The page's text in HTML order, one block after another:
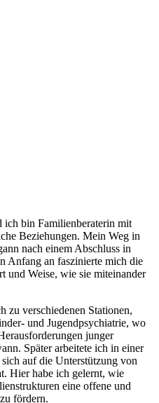
bin Familienberaterin mit
Beziehungen. Mein Weg in
nach einem Abschluss in
Anfang an faszinierte mich die
und Weise, wie sie miteinander
zu verschiedenen Stationen,
und Jugendpsychiatrie, wo
junger
Später arbeitete ich in einer
auf die Unterstützung von
Hier habe ich gelernt, wie
eine offene und
fördern.